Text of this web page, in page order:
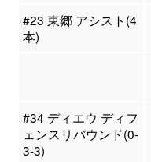
#23 東郷 アシスト(4
本)
#34 ディエウ ディフ
ェンスリバウンド(0-
3-3)